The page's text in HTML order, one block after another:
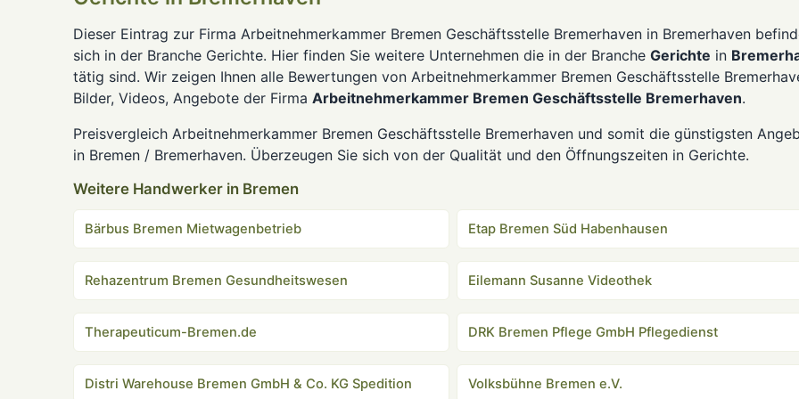
Dieser Eintrag zur Firma Arbeitnehmerkammer Bremen Geschäftsstelle Bremerhaven in Bremerhaven
sich in der Branche Gerichte. Hier finden Sie weitere Unternehmen die in der Branche Gerichte in
tätig sind. Wir zeigen Ihnen alle Bewertungen von Arbeitnehmerkammer Bremen Geschäftsstelle
Bilder, Videos, Angebote der Firma Arbeitnehmerkammer Bremen Geschäftsstelle Bremerhaven.
Preisvergleich Arbeitnehmerkammer Bremen Geschäftsstelle Bremerhaven und somit die günstigsten
in Bremen / Bremerhaven. Überzeugen Sie sich von der Qualität und den Öffnungszeiten in Gerichte.
Weitere Handwerker in Bremen
Bärbus Bremen Mietwagenbetrieb Etap Bremen Süd Habenhausen
Rehazentrum Bremen Gesundheitswesen Eilemann Susanne Videothek
Therapeuticum-Bremen.de DRK Bremen Pflege GmbH Pflegedienst
Distri Warehouse Bremen GmbH & Co. KG Spedition Volksbühne Bremen e.V.